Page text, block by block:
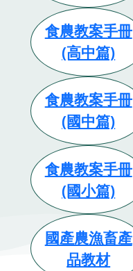
食農教案手冊
(高中篇)
食農教案手冊
(國中篇)
食農教案手冊
(國小篇)
國產農漁畜產
品教材